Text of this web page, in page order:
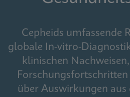
Cepheids umfassende
globale In-vitro-
klinischen
über Auswirkungen aus